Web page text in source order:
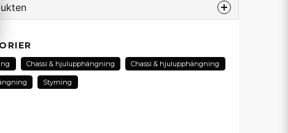
Chassi & hjulupphängning Chassi & hjulupphängning
Styrning